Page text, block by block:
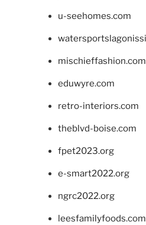
u-seehomes.com
mischieffashion.com
eduwyre.com
retro-interiors.com
theblvd-boise.com
fpet2023.org
e-smart2022.org
ngrc2022.org
leesfamilyfoods.com